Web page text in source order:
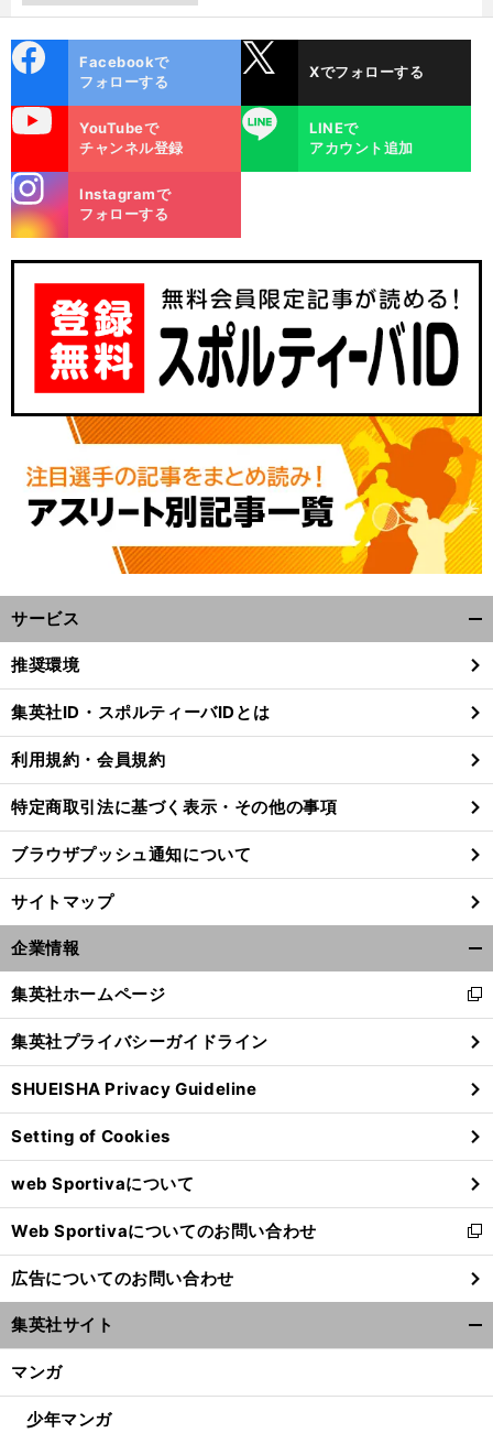
ok
Facebookで
フォローする
Xでフォローする
YouTubeで
チャンネル登録
LINE
LINEで
アカウント追加
m
Instagramで
フォローする
サービス
閉
る
推奨環境
集英社ID・スポルティーバIDとは
利用規約・会員規約
特定商取引法に基づく表示・その他の事項
ブラウザプッシュ通知について
サイトマップ
企業情報
閉
る
集英社ホームページ
新
し
い
ウ
ィ
ン
ド
ウ
で
開
く
集英社プライバシーガイドライン
SHUEISHA Privacy Guideline
Setting of Cookies
web Sportivaについて
Web Sportivaについてのお問い合わせ
新
し
い
ウ
ィ
ン
ウ
広告についてのお問い合わせ
集英社サイト
マンガ
少年マンガ